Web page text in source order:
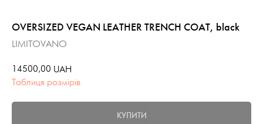
OVERSIZED VEGAN LEATHER TRENCH COAT, black
LIMITOVANO
14500,00 UAH
Таблиця розмірів
КУПИТИ